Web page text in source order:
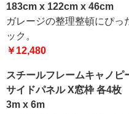
183cm x 122cm x 46cm
ガレージの整理整頓にぴっ
ック。
￥12,480
スチールフレームキャノピ
サイドパネル X窓枠 各4枚
3m x 6m